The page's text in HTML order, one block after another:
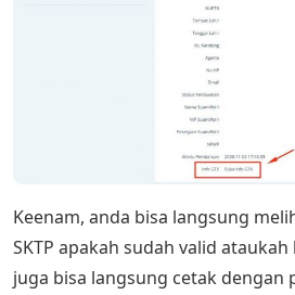
Keenam, anda bisa langsung
SKTP apakah sudah valid
juga bisa langsung cetak